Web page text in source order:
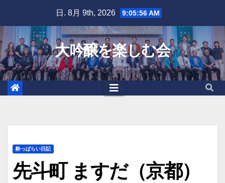
content
日. 8月 9th, 2026 9:05:56 AM
大吟醸を楽しむ会
酔っぱらい日記
先斗町 ますだ（京都）